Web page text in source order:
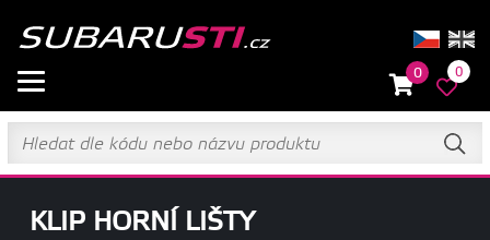
0 0
KLIP HORNÍ LIŠTY